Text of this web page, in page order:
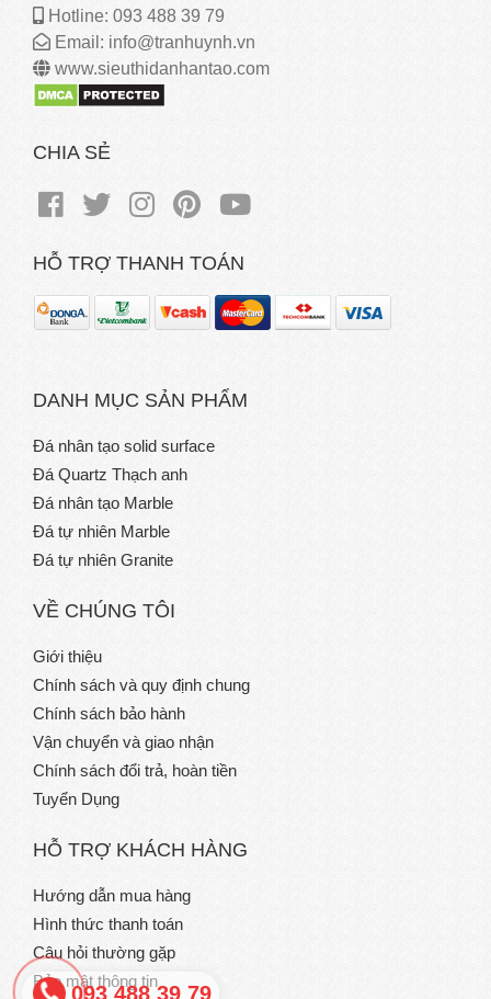
Hotline: 093 488 39 79
Email: info@tranhuynh.vn
www.sieuthidanhantao.com
CHIA SẺ
HỖ TRỢ THANH TOÁN
DANH MỤC SẢN PHẨM
Đá nhân tạo solid surface
Đá Quartz Thạch anh
Đá nhân tạo Marble
Đá tự nhiên Marble
Đá tự nhiên Granite
VỀ CHÚNG TÔI
Giới thiệu
Chính sách và quy định chung
Chính sách bảo hành
Vận chuyển và giao nhận
Chính sách đổi trả, hoàn tiền
Tuyển Dụng
HỖ TRỢ KHÁCH HÀNG
Hướng dẫn mua hàng
Hình thức thanh toán
Câu hỏi thường gặp
Bảo mật thông tin
093 488 39 79